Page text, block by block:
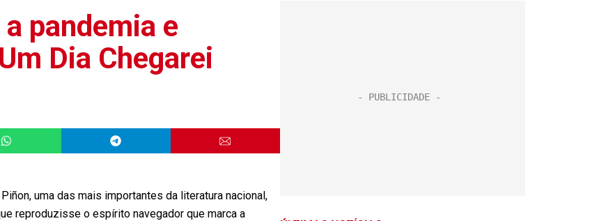
pandemia e
Dia Chegarei
uma das mais importantes da literatura nacional,
reproduzisse o espírito navegador que marca a